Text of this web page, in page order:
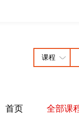
首页 全部课